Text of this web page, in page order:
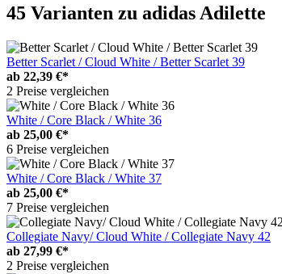
45 Varianten zu adidas Adilette
Better Scarlet / Cloud White / Better Scarlet 39
ab 22,39 €*
2 Preise vergleichen
White / Core Black / White 36
ab 25,00 €*
6 Preise vergleichen
White / Core Black / White 37
ab 25,00 €*
7 Preise vergleichen
Collegiate Navy/ Cloud White / Collegiate Navy 42
ab 27,99 €*
2 Preise vergleichen